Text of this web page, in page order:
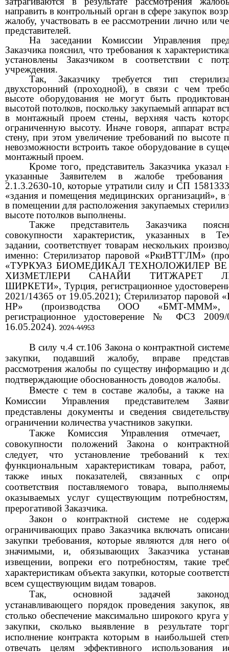
направить в контрольный орган в сфере закупок
жалобу, участвовать в ее рассмотрении лично или
представителей.
На заседании Комиссии Управления
Заказчика пояснил, что требования к
установлены Заказчиком в соответствии с
учреждения.
Так, Заказчику требуется тип
двухсторонний (проходной), в связи с чем
высоте оборудования не могут быть
высотой потолков, поскольку закупаемый аппарат
в монтажный проем стены, верхняя часть
ограниченную высоту. Иначе говоря, аппарат
стену, при этом увеличение требований по высоте
невозможности встроить такое оборудование в
монтажный проем.
Кроме того, представитель Заказчика указал
указанные Заявителем в жалобе
2.1.3.2630-10, которые утратили силу и СП
«здания и помещения медицинских организаций», в
в помещении для расположения закупаемых
высоте потолков выполнены.
Также представитель Заказчика
совокупности характеристик, указанных в
задании, соответствует товарам нескольких
именно: Стерилизатор паровой «РкиВТТ'ЛМ»
«ТУРКУАЗ БИОМЕДИКАЛ ТЕХНОЛОЖИЛЕР
ХИЗМЕТЛЕРИ САНАЙИ ТИТЖАРЕТ
ШИРКЕТИ», Турция, регистрационное
2021/14365 от 19.05.2021); Стерилизатор
НР» (производства ООО «БМТ-МММ»,
регистрационное удостоверение № ФСЗ
16.05.2024). 2024-44953
В силу ч.4 ст.106 Закона о контрактной
закупки, подавший жалобу, вправе
рассмотрения жалобы по существу информацию и
подтверждающие обоснованность доводов жалобы.
Вместе с тем в составе жалобы, а также на
Комиссии Управления представителем
представлены документы и сведения
ограничении количества участников закупки.
Также Комиссия Управления
совокупности положений Закона о
следует, что установление требований к
функциональным характеристикам товара,
также иных показателей, связанных с
соответствия поставляемого товара,
оказываемых услуг существующим потребностям,
прерогативой Заказчика.
Закон о контрактной системе не
ограничивающих право Заказчика включать
закупки требования, которые являются для него
значимыми, и, обязывающих Заказчика
извещении, вопреки его потребностям, такие
характеристикам объекта закупки, которые
всем существующим видам товаров.
Так, основной задачей
устанавливающего порядок проведения закупок,
столько обеспечение максимально широкого круга
закупки, сколько выявление в результате
исполнение контракта которым в наибольшей
отвечать целям эффективного использования